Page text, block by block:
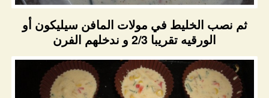
ثم نصب الخليط في مولات المافن سيليكون أو
الورقيه تقريبا 2/3 و ندخلهم الفرن